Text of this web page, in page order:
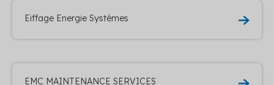
Eiffage Energie Systèmes
EMC MAINTENANCE SERVICES